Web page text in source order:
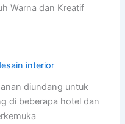
Warna dan Kreatif
diundang untuk
di beberapa hotel dan